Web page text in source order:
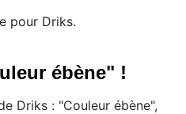
pour Driks.
ébène" !
Driks : "Couleur ébène",